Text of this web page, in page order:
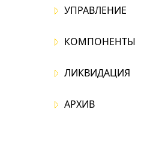
УПРАВЛЕНИЕ
КОМПОНЕНТЫ
ЛИКВИДАЦИЯ
АРХИВ